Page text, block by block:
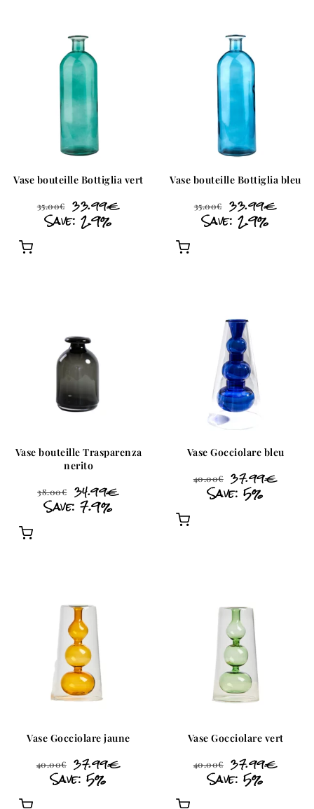
Vase bouteille Bottiglia vert
35.00€ 33.99€
Save: 2.9%
Vase bouteille Bottiglia bleu
35.00€ 33.99€
Save: 2.9%
Vase bouteille Trasparenza
nerito
38.00€ 34.99€
Save: 7.9%
Vase Gocciolare bleu
40.00€ 37.99€
Save: 5%
Vase Gocciolare jaune
40.00€ 37.99€
Save: 5%
Vase Gocciolare vert
40.00€ 37.99€
Save: 5%